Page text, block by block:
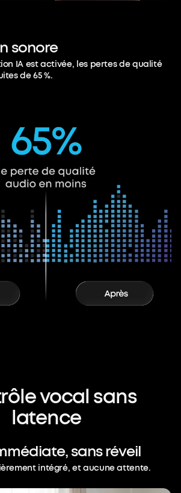
sonore
IA est activée, les pertes de qualité
de 65 %.
vocal sans
latence
sansréveil
intégré, et aucune attente.